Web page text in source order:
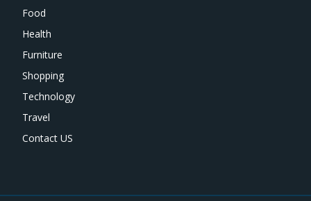
Food
Health
Furniture
Shopping
Technology
Travel
Contact US